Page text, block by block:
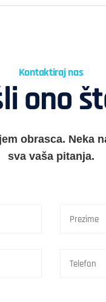
Kontaktiraj nas
ono
obrasca. Neka
sva vaša pitanja.